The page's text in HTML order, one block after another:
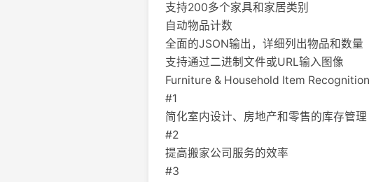
支持200多个家具和家居类别
自动物品计数
全面的JSON输出，详细列出物品和数量
支持通过二进制文件或URL输入图像
Furniture & Household Item
#1
简化室内设计、房地产和零售的库存管理
#2
提高搬家公司服务的效率
#3